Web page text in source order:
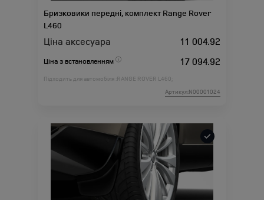
Бризковики передні, комплект Range Rover
L460
Ціна аксесуара 11 004.92
Ціна з встановленням 17 094.92
Підходить для автомобіля : RANGE ROVER L460;
Артикул:N00001024